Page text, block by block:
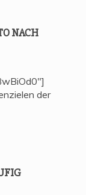
NACH
der